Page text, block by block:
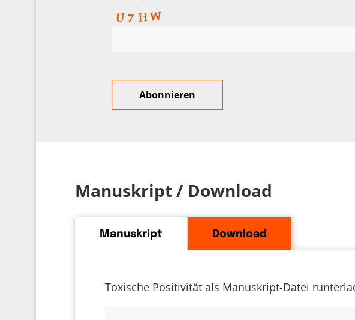
Manuskript / Download
Manuskript Download
Toxische Positivität als Manuskript-Datei